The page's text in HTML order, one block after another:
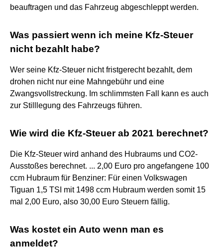
beauftragen und das Fahrzeug abgeschleppt werden.
Was passiert wenn ich meine Kfz-Steuer
nicht bezahlt habe?
Wer seine Kfz-Steuer nicht fristgerecht bezahlt, dem
drohen nicht nur eine Mahngebühr und eine
Zwangsvollstreckung. Im schlimmsten Fall kann es auch
zur Stilllegung des Fahrzeugs führen.
Wie wird die Kfz-Steuer ab 2021 berechnet?
Die Kfz-Steuer wird anhand des Hubraums und CO2-
Ausstoßes berechnet. ... 2,00 Euro pro angefangene 100
ccm Hubraum für Benziner: Für einen Volkswagen
Tiguan 1,5 TSI mit 1498 ccm Hubraum werden somit 15
mal 2,00 Euro, also 30,00 Euro Steuern fällig.
Was kostet ein Auto wenn man es
anmeldet?